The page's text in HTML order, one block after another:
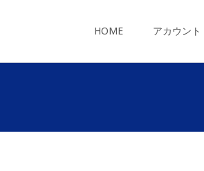
ツ
HOME アカウント